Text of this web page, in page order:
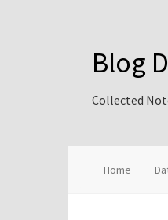
Blog
Collected
Home